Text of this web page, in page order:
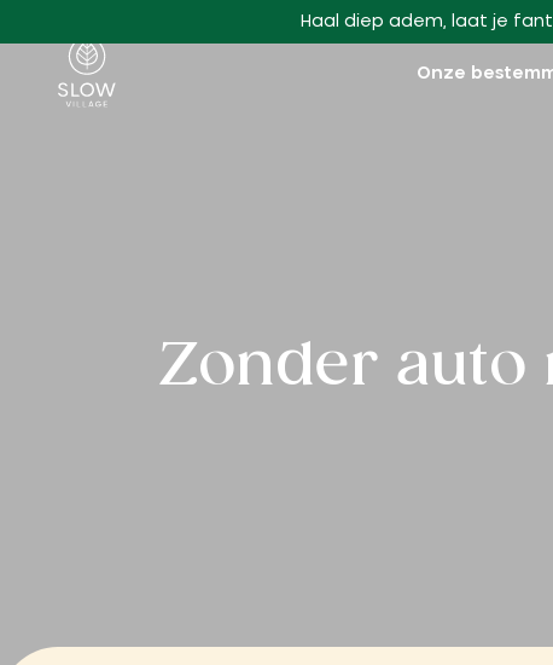
Haal diep adem, laat je
Langzaam dorp
Onze
Zonder auto